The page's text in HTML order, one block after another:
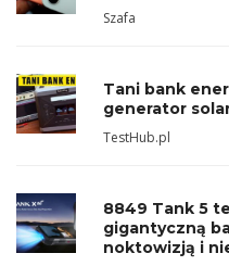
Szafa
Tani bank
generator
TestHub.pl
8849 Tank 5
gigantyczną
noktowizją i